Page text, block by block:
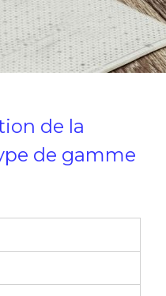
de la
de gamme